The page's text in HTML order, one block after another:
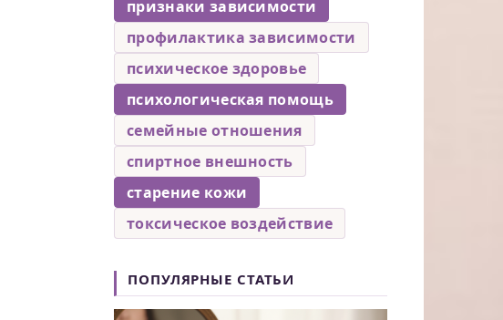
признаки зависимости
профилактика зависимости
психическое здоровье
психологическая помощь
семейные отношения
спиртное внешность
старение кожи
токсическое воздействие
ПОПУЛЯРНЫЕ СТАТЬИ